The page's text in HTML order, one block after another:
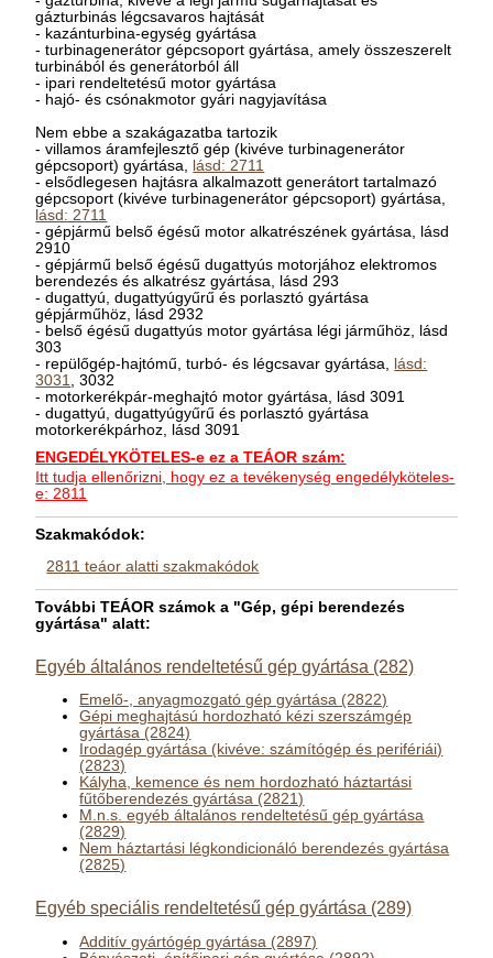
gázturbinás légcsavaros hajtását
- kazánturbina-egység gyártása
- turbinagenerátor gépcsoport gyártása, amely összeszerelt
turbinából és generátorból áll
- ipari rendeltetésű motor gyártása
- hajó- és csónakmotor gyári nagyjavítása
Nem ebbe a szakágazatba tartozik
- villamos áramfejlesztő gép (kivéve turbinagenerátor
gépcsoport) gyártása, lásd: 2711
- elsődlegesen hajtásra alkalmazott generátort tartalmazó
gépcsoport (kivéve turbinagenerátor gépcsoport) gyártása,
lásd: 2711
- gépjármű belső égésű motor alkatrészének gyártása, lásd
2910
- gépjármű belső égésű dugattyús motorjához elektromos
berendezés és alkatrész gyártása, lásd 293
- dugattyú, dugattyúgyűrű és porlasztó gyártása
gépjárműhöz, lásd 2932
- belső égésű dugattyús motor gyártása légi járműhöz, lásd
303
- repülőgép-hajtómű, turbó- és légcsavar gyártása, lásd:
3031
, 3032
- motorkerékpár-meghajtó motor gyártása, lásd 3091
- dugattyú, dugattyúgyűrű és porlasztó gyártása
motorkerékpárhoz, lásd 3091
ENGEDÉLYKÖTELES-e ez a TEÁOR szám:
Itt tudja ellenőrizni, hogy ez a tevékenység engedélyköteles-
e: 2811
Szakmakódok:
2811 teáor alatti szakmakódok
További TEÁOR számok a "Gép, gépi berendezés
gyártása" alatt:
Egyéb általános rendeltetésű gép gyártása (282)
Emelő-, anyagmozgató gép gyártása (2822)
Gépi meghajtású hordozható kézi szerszámgép
gyártása (2824)
Irodagép gyártása (kivéve: számítógép és perifériái)
(2823)
Kályha, kemence és nem hordozható háztartási
fűtőberendezés gyártása (2821)
M.n.s. egyéb általános rendeltetésű gép gyártása
(2829)
Nem háztartási légkondicionáló berendezés gyártása
(2825)
Egyéb speciális rendeltetésű gép gyártása (289)
Additív gyártógép gyártása (2897)